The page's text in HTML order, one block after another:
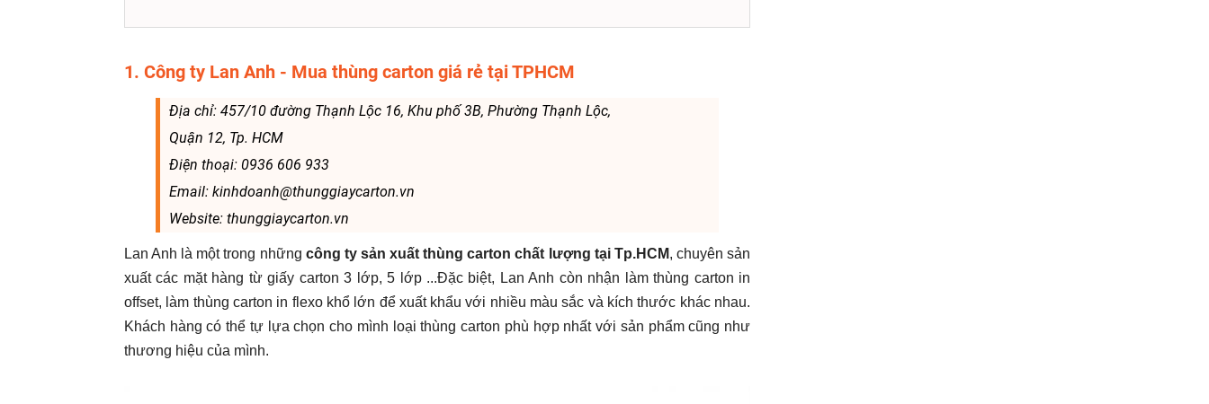
1. Công ty Lan Anh - Mua thùng carton giá rẻ tại TPHCM
Địa chỉ: 457/10 đường Thạnh Lộc 16, Khu phố 3B, Phường Thạnh Lộc,
Quận 12, Tp. HCM
Điện thoại: 0936 606 933
Email: kinhdoanh@thunggiaycarton.vn
Website: thunggiaycarton.vn
Lan Anh là một trong những công ty sản xuất thùng carton chất lượng tại Tp.HCM, chuyên sản
xuất các mặt hàng từ giấy carton 3 lớp, 5 lớp ...Đặc biệt, Lan Anh còn nhận làm thùng carton in
offset, làm thùng carton in flexo khổ lớn để xuất khẩu với nhiều màu sắc và kích thước khác nhau.
Khách hàng có thể tự lựa chọn cho mình loại thùng carton phù hợp nhất với sản phẩm cũng như
thương hiệu của mình.